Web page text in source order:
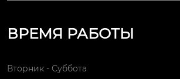
ВРЕМЯ РАБОТЫ
Вторник - Суббота